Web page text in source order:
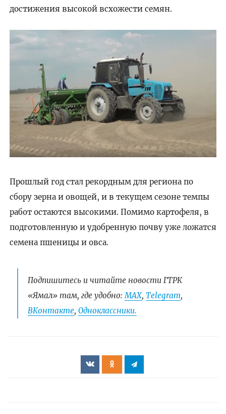
достижения высокой всхожести семян.
Прошлый год стал рекордным для региона по
сбору зерна и овощей, и в текущем сезоне темпы
работ остаются высокими. Помимо картофеля, в
подготовленную и удобренную почву уже ложатся
семена пшеницы и овса.
Подпишитесь и читайте новости ГТРК
«Ямал» там, где удобно: МАХ, Telegram,
ВКонтакте, Одноклассники.